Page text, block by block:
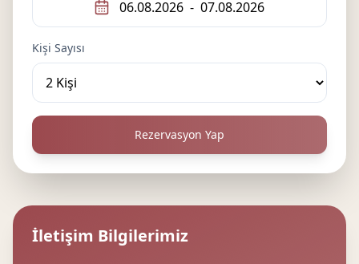
06.08.2026 - 07.08.2026
Kişi Sayısı
Rezervasyon Yap
İletişim Bilgilerimiz